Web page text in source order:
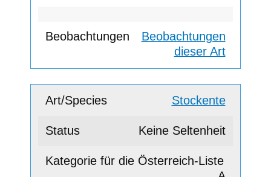
Beobachtungen
dieser Art
Stockente
Keine Seltenheit